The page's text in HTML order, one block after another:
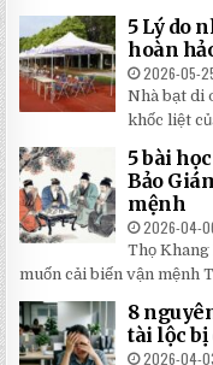
5 Lý do
hoàn
2026-05-
Nhà bạt di
khốc liệt
5 bài
Bảo
mệnh
2026-04-
Thọ
muốn cải biến vận mệnh
8
tài lộc bị
2026-04-